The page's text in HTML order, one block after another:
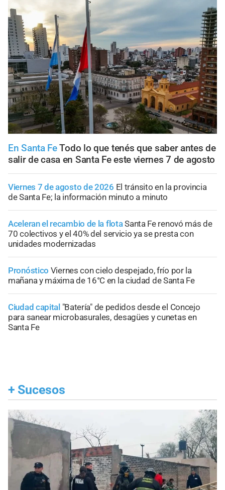
En Santa FeTodo lo que tenés que saber antes de
salir de casa en Santa Fe este viernes 7 de agosto
Viernes 7 de agosto de 2026 El tránsito en la provincia
de Santa Fe; la información minuto a minuto
Aceleran el recambio de la flotaSanta Fe renovó más de
70 colectivos y el 40% del servicio ya se presta con
unidades modernizadas
Pronóstico Viernes con cielo despejado, frío por la
mañana y máxima de 16°C en la ciudad de Santa Fe
Ciudad capital "Batería" de pedidos desde el Concejo
para sanear microbasurales, desagües y cunetas en
Santa Fe
+ Sucesos